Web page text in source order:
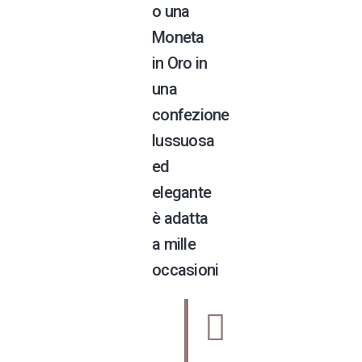
o una
Moneta
in Oro in
una
confezione
lussuosa
ed
elegante
è adatta
a mille
occasioni